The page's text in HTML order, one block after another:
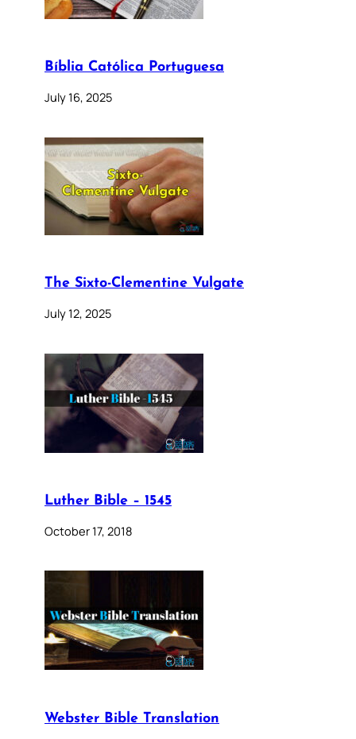
Bíblia Católica Portuguesa
July 16, 2025
The Sixto-Clementine Vulgate
July 12, 2025
Luther Bible – 1545
October 17, 2018
Webster Bible Translation